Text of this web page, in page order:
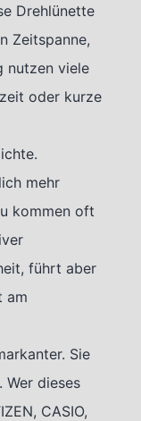
Drehlünette
Zeitspanne,
nutzen viele
oder kurze
mehr
kommen oft
führt aber
am
Sie
dieses
CASIO,